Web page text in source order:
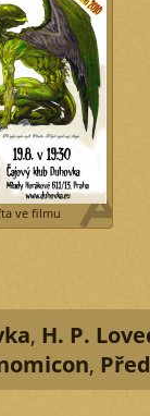
ve filmu
, H. P.
,